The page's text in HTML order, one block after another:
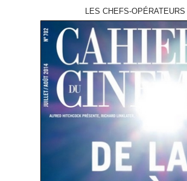
LES CHEFS-OPÉRATEURS